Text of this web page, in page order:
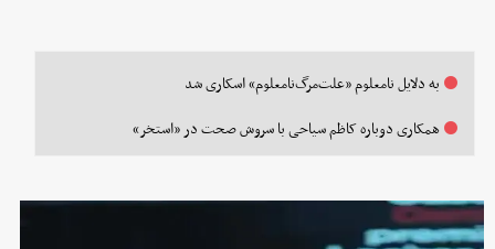
به دلایل نامعلوم «علت‌مرگ‌نامعلوم» اسکاری شد
همکاری دوباره کاظم سیاحی با سروش صحت در «استخر»